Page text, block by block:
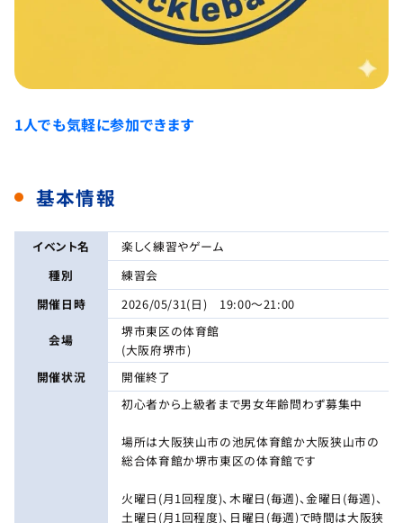
1人でも気軽に参加できます
基本情報
イベント名
楽しく練習やゲーム
種別
練習会
開催日時
2026/05/31(日) 19:00～21:00
会場
堺市東区の体育館
(大阪府堺市)
開催状況
開催終了
初心者から上級者まで男女年齢問わず募集中
場所は大阪狭山市の池尻体育館か大阪狭山市の
総合体育館か堺市東区の体育館です
火曜日(月1回程度)、木曜日(毎週)、金曜日(毎週)、
土曜日(月1回程度)、日曜日(毎週)で時間は大阪狭